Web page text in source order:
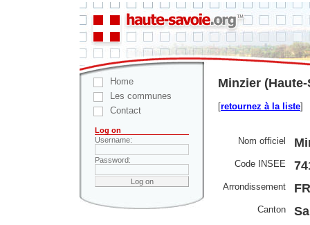
Home
Les communes
Contact
Log on
Username:
Password:
Minzier
[retournez à la liste]
Nom officiel
Code INSEE
Arrondissement
Canton